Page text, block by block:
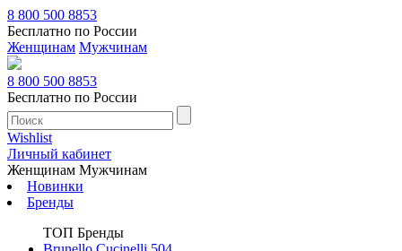
8 800 500 8853
Бесплатно по России
Женщинам Мужчинам
8 800 500 8853
Бесплатно по России
Wishlist
Личный кабинет
Женщинам Мужчинам
Новинки
Бренды
ТОП Бренды